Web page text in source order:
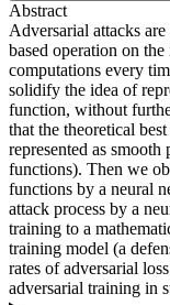
Abstract
Adversarial attacks
based operation on
computations every
solidify the idea of
function, without
that the theoretical
represented as
functions). Then we
functions by a neural
attack process by a
training to a
training model (a
rates of adversarial
adversarial training in